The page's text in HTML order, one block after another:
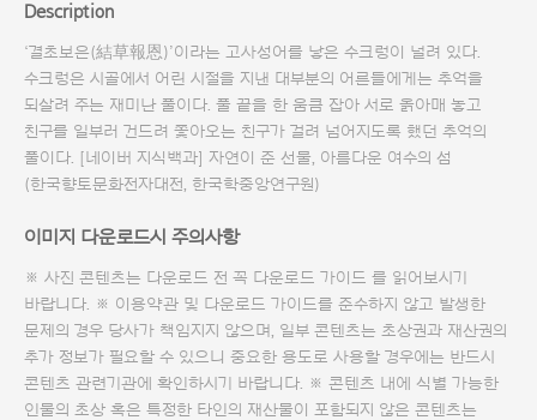
Description
‘결초보은(結草報恩)’이라는 고사성어를 낳은 수크렁이 널려 있다.
수크렁은 시골에서 어린 시절을 지낸 대부분의 어른들에게는 추억을
되살려 주는 재미난 풀이다. 풀 끝을 한 움큼 잡아 서로 옭아매 놓고
친구를 일부러 건드려 쫓아오는 친구가 걸려 넘어지도록 했던 추억의
풀이다. [네이버 지식백과] 자연이 준 선물, 아름다운 여수의 섬
(한국향토문화전자대전, 한국학중앙연구원)
이미지 다운로드시 주의사항
※ 사진 콘텐츠는 다운로드 전 꼭 다운로드 가이드 를 읽어보시기
바랍니다. ※ 이용약관 및 다운로드 가이드를 준수하지 않고 발생한
문제의 경우 당사가 책임지지 않으며, 일부 콘텐츠는 초상권과 재산권의
추가 정보가 필요할 수 있으니 중요한 용도로 사용할 경우에는 반드시
콘텐츠 관련기관에 확인하시기 바랍니다. ※ 콘텐츠 내에 식별 가능한
인물의 초상 혹은 특정한 타인의 재산물이 포함되지 않은 콘텐츠는